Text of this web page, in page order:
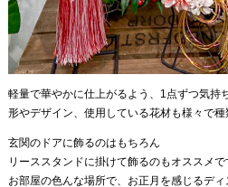
軽量で華やかに仕上がるよう、1点ずつ気持
形やデザイン、使用している花材も様々で種
玄関のドアに飾るのはもちろん
リーススタンドに掛けて飾るのもオススメで
お部屋の色んな場所で、お正月を感じるデ